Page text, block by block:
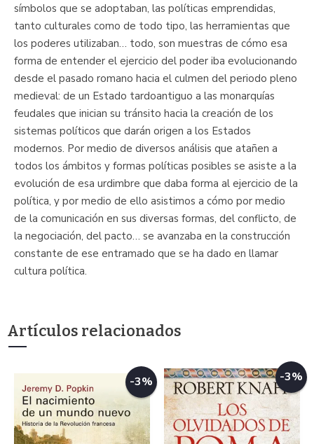
símbolos que se adoptaban, las políticas emprendidas,
tanto culturales como de todo tipo, las herramientas que
los poderes utilizaban… todo, son muestras de cómo esa
forma de entender el ejercicio del poder iba evolucionando
desde el pasado romano hacia el culmen del periodo pleno
medieval: de un Estado tardoantiguo a las monarquías
feudales que inician su tránsito hacia la creación de los
sistemas políticos que darán origen a los Estados
modernos. Por medio de diversos análisis que atañen a
todos los ámbitos y formas políticas posibles se asiste a la
evolución de esa urdimbre que daba forma al ejercicio de la
política, y por medio de ello asistimos a cómo por medio
de la comunicación en sus diversas formas, del conflicto, de
la negociación, del pacto… se avanzaba en la construcción
constante de ese entramado que se ha dado en llamar
cultura política.
Artículos relacionados
-3% -3%